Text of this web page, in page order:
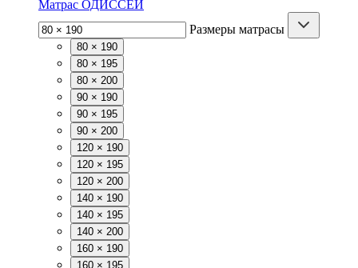
Матрас ОДИССЕЙ
Размеры матрасы
80 × 190
80 × 195
80 × 200
90 × 190
90 × 195
90 × 200
120 × 190
120 × 195
120 × 200
140 × 190
140 × 195
140 × 200
160 × 190
160 × 195